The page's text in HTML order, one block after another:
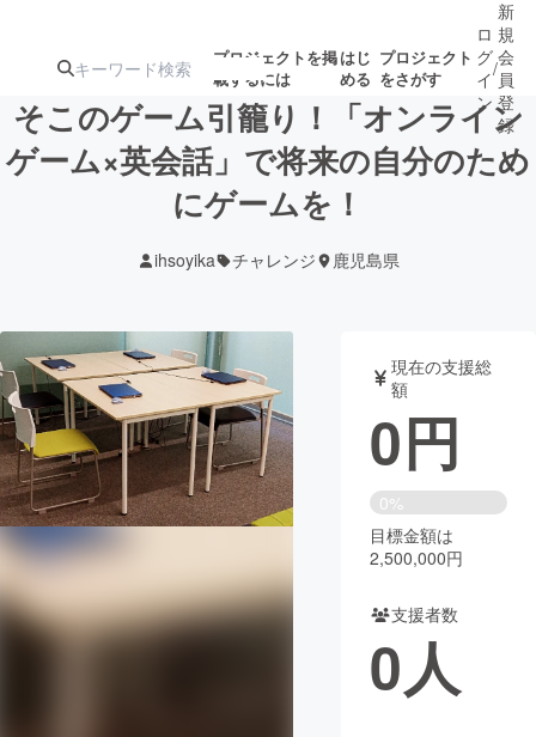
プロジェクトを掲
載するには
はじ
める
プロジェクト
をさがす
注目の新着プロ募集終了が近いプ
ロジェクト
テクノロジー・ガジェット
映像・映画 書籍・雑誌
ビジネス・起業 チャレンジ
まちづくり・地域活性化
CAMPFIRE Creation
コミュニティ
ロ
グ
イ
ン
/
新
規
会
員
登
録
そこのゲーム引籠り！「オンライン
ゲーム×英会話」で将来の自分のため
にゲームを！
ihsoyika チャレンジ 鹿児島県
現在の支援総
額
0円
0%
目標金額は
2,500,000円
支援者数
0人